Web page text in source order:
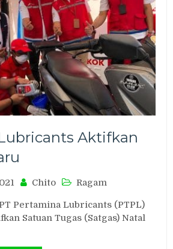
Aktifkan
Chito Ragam
Pertamina Lubricants (PTPL)
Satuan Tugas (Satgas) Natal